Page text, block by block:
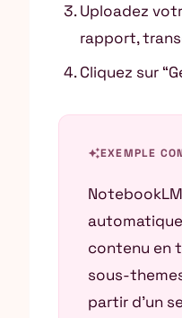
Uploadez
rapport,
Cliquez sur
auto_awesomeEXEMPLE
contenu en
sous-
partir d’un